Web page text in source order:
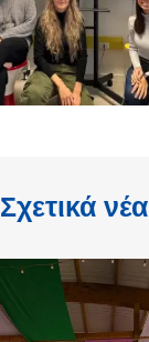
Σχετικά νέα